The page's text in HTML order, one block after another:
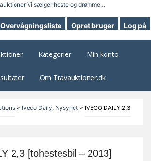
Overvågningsliste Opret bruger Log på
Kategorier Min konto
Om Travauktioner.dk
> Iveco Daily, Nysynet> IVECO DAILY 2,3
2,3 [tohestesbil – 2013]